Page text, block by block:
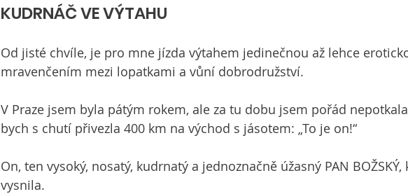
KUDRNÁČ VE VÝTAHU
Od jisté chvíle, je pro mne jízda výtahem jedinečnou až lehce
mravenčením mezi lopatkami a vůní dobrodružství.
V Praze jsem byla pátým rokem, ale za tu dobu jsem pořád
bych s chutí přivezla 400 km na východ s jásotem: „To je on!“
On, ten vysoký, nosatý, kudrnatý a jednoznačně úžasný PAN
vysnila.